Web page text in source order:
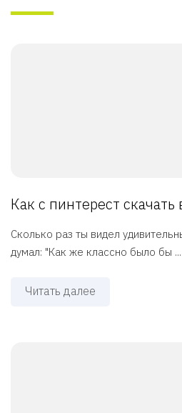
Как с пинтерест скачать
Сколько раз ты видел
думал: "Как же классно было бы ...
Читать далее